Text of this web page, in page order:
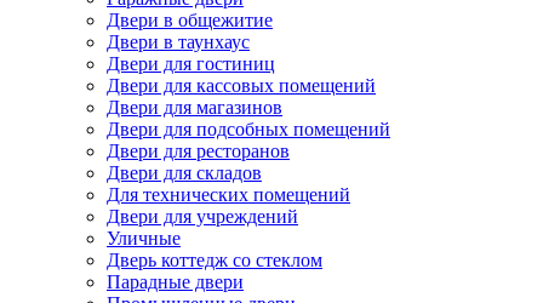
Двери в общежитие
Двери в таунхаус
Двери для гостиниц
Двери для кассовых помещений
Двери для магазинов
Двери для подсобных помещений
Двери для ресторанов
Двери для складов
Для технических помещений
Двери для учреждений
Уличные
Дверь коттедж со стеклом
Парадные двери